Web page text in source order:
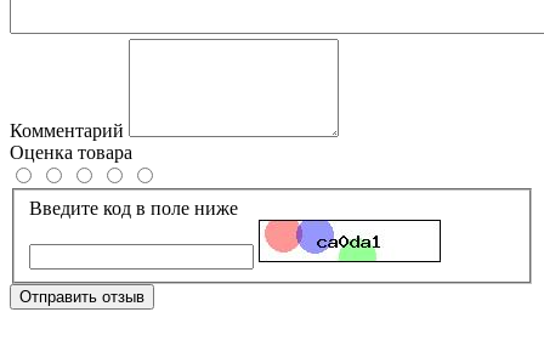
Комментарий
Оценка товара
Введите код в поле ниже
Отправить отзыв